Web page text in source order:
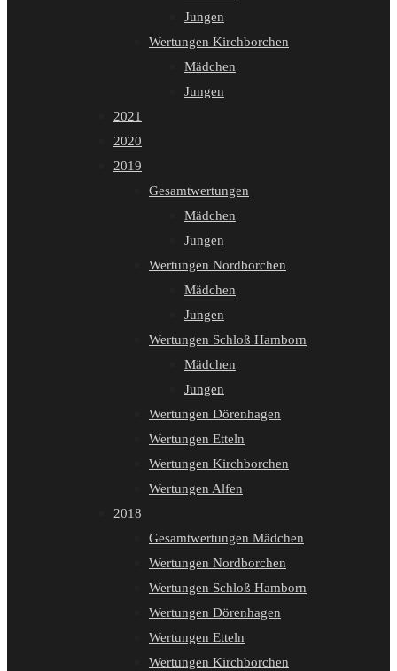
Jungen
Wertungen Kirchborchen
Mädchen
Jungen
2021
2020
2019
Gesamtwertungen
Mädchen
Jungen
Wertungen Nordborchen
Mädchen
Jungen
Wertungen Schloß Hamborn
Mädchen
Jungen
Wertungen Dörenhagen
Wertungen Etteln
Wertungen Kirchborchen
Wertungen Alfen
2018
Gesamtwertungen Mädchen
Wertungen Nordborchen
Wertungen Schloß Hamborn
Wertungen Dörenhagen
Wertungen Etteln
Wertungen Kirchborchen